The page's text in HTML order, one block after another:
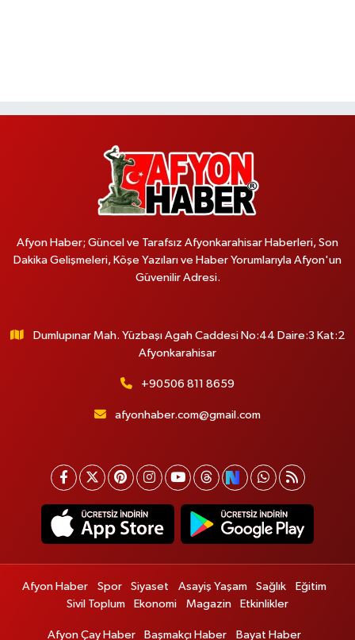
Afyon Haber; Güncel ve Tarafsız Afyonkarahisar Haberleri, Son
Dakika Gelişmeleri, Köşe Yazıları ve Haber Yorumlarıyla Afyon'un
Güvenilir Adresi.
Dumlupınar Mah. Yüzbaşı Agah Caddesi No:44 Daire:3 Kat:2
Afyonkarahisar
+90506 811 8659
afyonhaber.com@gmail.com
Afyon Haber Spor Siyaset Asayiş Yaşam Sağlık
Eğitim
Sivil Toplum
Ekonomi Magazin Etkinlikler
Afyon Çay Haber Başmakçı Haber Bayat Haber